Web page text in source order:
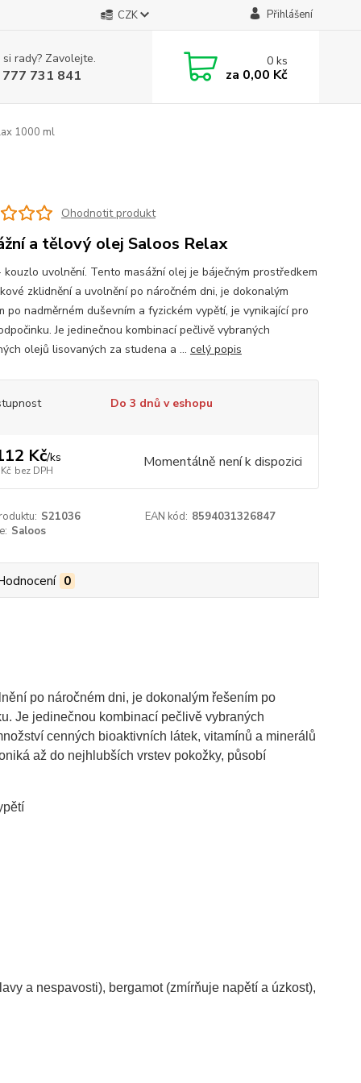
CZK Přihlášení
rady? Zavolejte.
731 841
0ks
za 0,00 Kč
1000 ml
Ohodnotit produkt
a tělový olej Saloos Relax
kouzlo uvolnění. Tento masážní olej je báječným prostředkem
zklidnění a uvolnění po náročném dni, je dokonalým
po nadměrném duševním a fyzickém vypětí, je vynikající pro
Je jedinečnou kombinací pečlivě vybraných
olejů lisovaných za studena a ... celý popis
Do 3 dnů v eshopu
Kč/ks
bez DPH Momentálně není k dispozici
S21036 EAN kód: 8594031326847
Saloos
0
po náročném dni, je dokonalým řešením po
Je jedinečnou kombinací pečlivě vybraných
cenných bioaktivních látek, vitamínů a minerálů
až do nejhlubších vrstev pokožky, působí
a nespavosti), bergamot (zmírňuje napětí a úzkost),